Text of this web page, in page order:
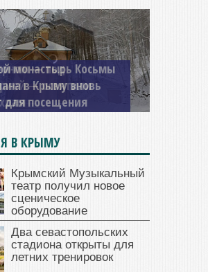
монастырь Косьмы
в Крыму вновь
для посещения
В КРЫМУ
Крымский Музыкальный
театр получил новое
сценическое
оборудование
Два севастопольских
стадиона открыты для
летних тренировок